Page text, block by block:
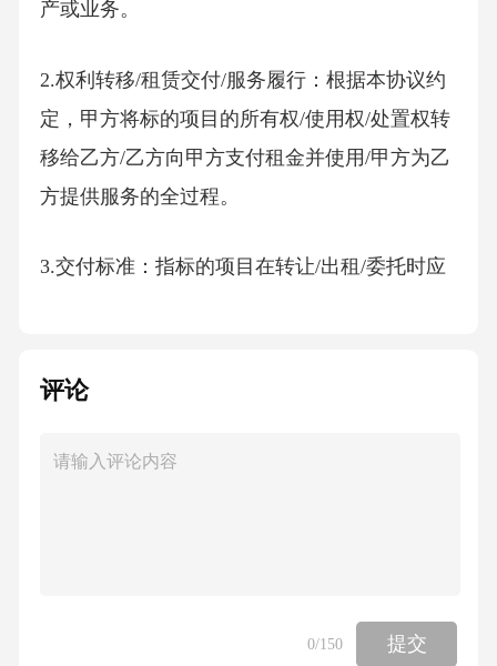
产或业务。
2.权利转移/租赁交付/服务履行：根据本协议约
定，甲方将标的项目的所有权/使用权/处置权转
移给乙方/乙方向甲方支付租金并使用/甲方为乙
方提供服务的全过程。
3.交付标准：指标的项目在转让/出租/委托时应
的真实性、合法性、可行性等进行的调查核实
评论
0/150 提交